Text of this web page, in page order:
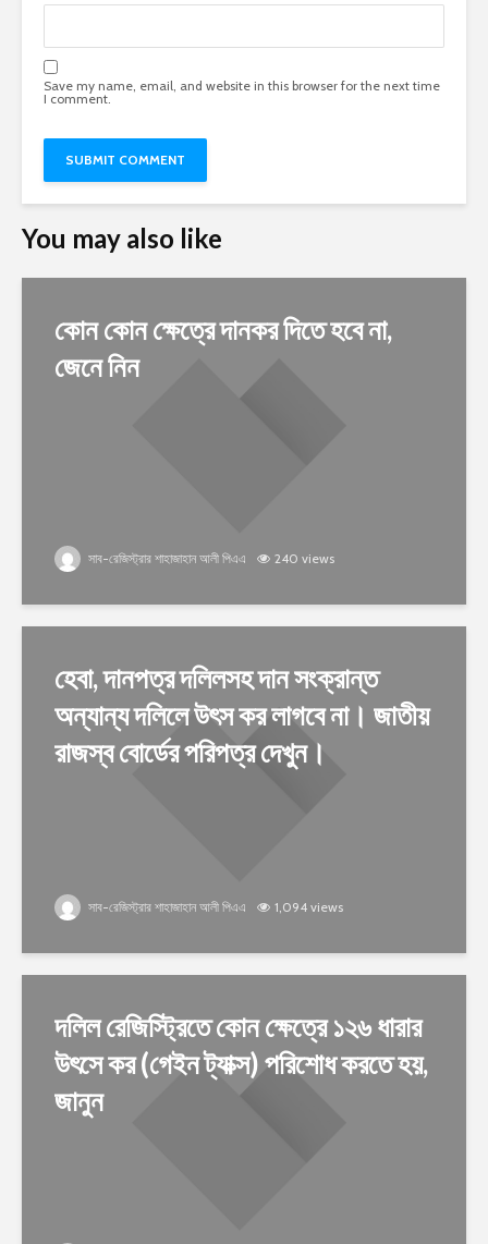
Save my name, email, and website in this browser for the next time
I comment.
You may also like
কোন কোন ক্ষেত্রে দানকর দিতে হবে না,
জেনে নিন
সাব-রেজিস্ট্রার শাহাজাহান আলী পিএএ 240 views
হেবা, দানপত্র দলিলসহ দান সংক্রান্ত
অন্যান্য দলিলে উৎস কর লাগবে না। জাতীয়
রাজস্ব বোর্ডের পরিপত্র দেখুন।
সাব-রেজিস্ট্রার শাহাজাহান আলী পিএএ 1,094 views
দলিল রেজিস্ট্রিতে কোন ক্ষেত্রে ১২৬ ধারার
উৎসে কর (গেইন ট্যাক্স) পরিশোধ করতে হয়,
জানুন